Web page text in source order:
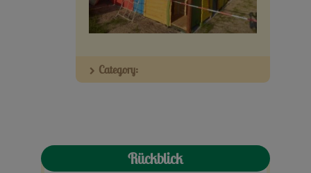
Veranstaltungen
Baumpaten
Category:
Rückblick